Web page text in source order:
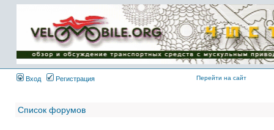
Имя пользователя:
Пароль:
{ LOG_ME_IN_SHORT
}
Вход
Регистрация Перейти на сайт
Список форумов